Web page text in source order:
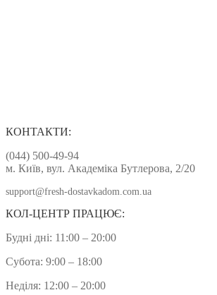
КОНТАКТИ:
(044) 500-49-94
м. Київ, вул. Академіка Бутлерова, 2/20
support@fresh-dostavkadom.com.ua
КОЛ-ЦЕНТР ПРАЦЮЄ:
Будні дні: 11:00 – 20:00
Субота: 9:00 – 18:00
Неділя: 12:00 – 20:00